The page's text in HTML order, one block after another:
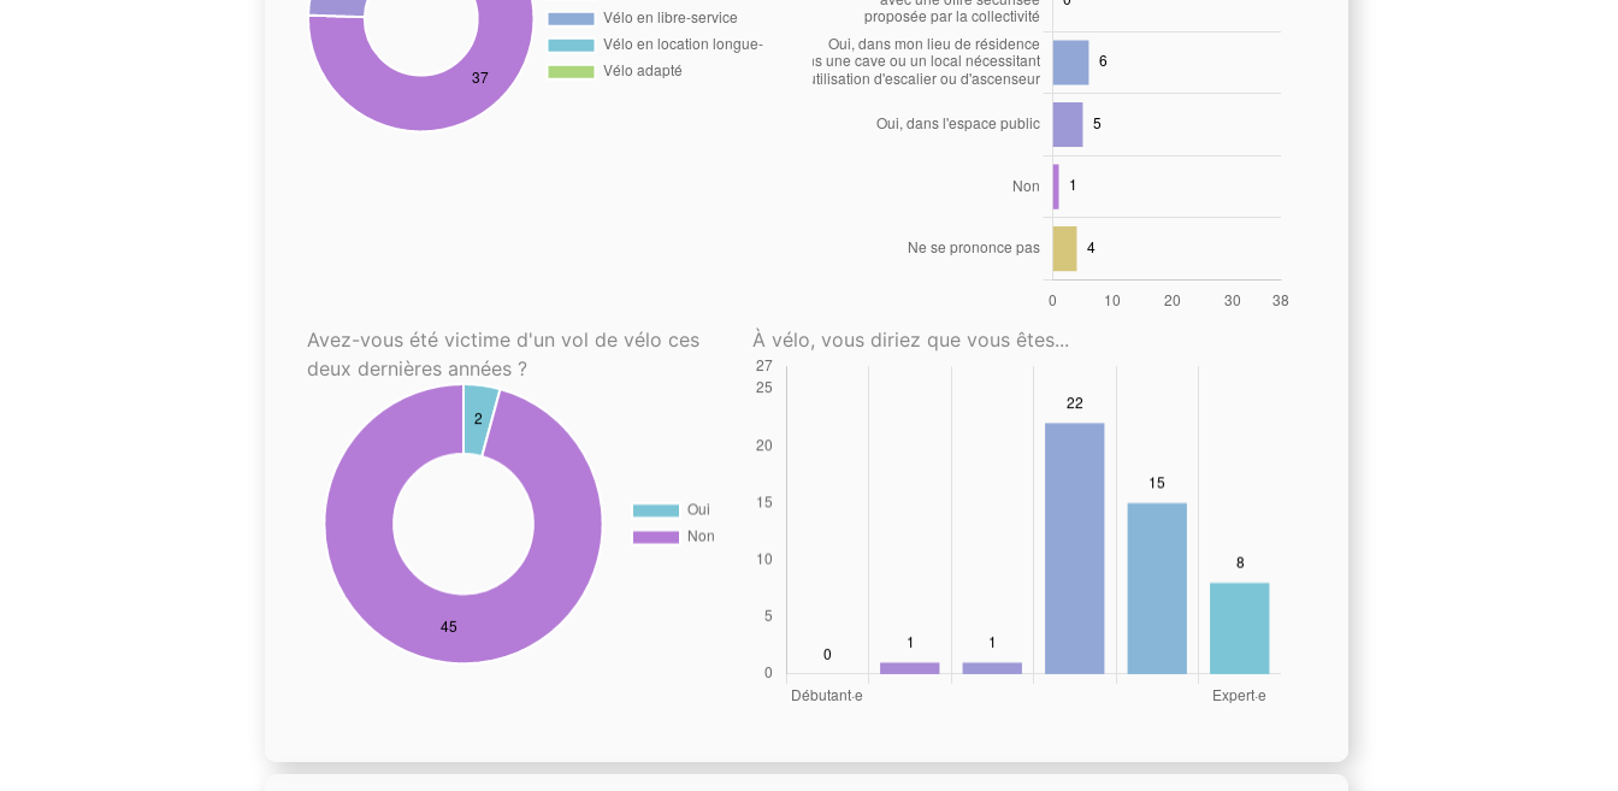
Avez-vous été victime d'un vol de vélo ces
deux dernières années ?
À vélo, vous diriez que vous êtes...